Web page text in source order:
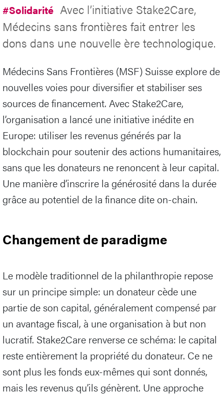
#Solidarité Avec l’initiative Stake2Care,
Médecins sans frontières fait entrer les
dons dans une nouvelle ère technologique.
Médecins Sans Frontières (MSF) Suisse explore de
nouvelles voies pour diversifier et stabiliser ses
sources de financement. Avec Stake2Care,
l’organisation a lancé une initiative inédite en
Europe: utiliser les revenus générés par la
blockchain pour soutenir des actions humanitaires,
sans que les donateurs ne renoncent à leur capital.
Une manière d’inscrire la générosité dans la durée
grâce au potentiel de la finance dite on-chain.
Changement de paradigme
Le modèle traditionnel de la philanthropie repose
sur un principe simple: un donateur cède une
partie de son capital, généralement compensé par
un avantage fiscal, à une organisation à but non
lucratif. Stake2Care renverse ce schéma: le capital
reste entièrement la propriété du donateur. Ce ne
sont plus les fonds eux-mêmes qui sont donnés,
mais les revenus qu’ils génèrent. Une approche